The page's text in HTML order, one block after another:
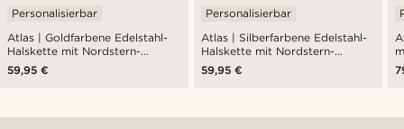
Atlas | Goldfarbene Edelstahl-
Halskette mit Nordstern-
Anhänger
Personalisierbar
59,95 €
Atlas | Silberfarbene Edelstahl-
Halskette mit Nordstern-
Anhänger
Personalisierbar
59,95 €